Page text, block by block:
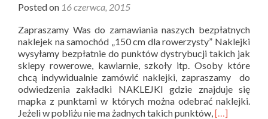
Posted on 16 czerwca, 2015
Zapraszamy Was do zamawiania naszych bezpłatnych
naklejek na samochód „150 cm dla rowerzysty” Naklejki
wysyłamy bezpłatnie do punktów dystrybucji takich jak
sklepy rowerowe, kawiarnie, szkoły itp. Osoby które
chcą indywidualnie zamówić naklejki, zapraszamy do
odwiedzenia zakładki NAKLEJKI gdzie znajduje się
mapka z punktami w których można odebrać naklejki.
Jeżeli w pobliżu nie ma żadnych takich punktów, Read
[…]